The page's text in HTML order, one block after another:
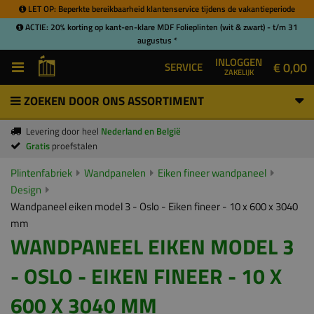
LET OP: Beperkte bereikbaarheid klantenservice tijdens de vakantieperiode
ACTIE: 20% korting op kant-en-klare MDF Folieplinten (wit & zwart) - t/m 31
augustus *
SERVICE INLOGGEN
ZAKELIJK € 0,00
ZOEKEN DOOR ONS ASSORTIMENT
Levering door heel Nederland en België
Gratis proefstalen
Plintenfabriek Wandpanelen
Eiken fineer wandpaneel
Design
Wandpaneel eiken model 3 - Oslo - Eiken fineer - 10 x 600 x 3040
mm
WANDPANEEL EIKEN MODEL 3
- OSLO - EIKEN FINEER - 10 X
600 X 3040 MM